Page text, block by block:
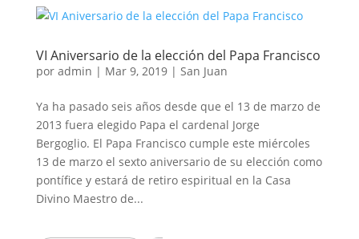
VI Aniversario de la elección del Papa Francisco
por admin | Mar 9, 2019| San Juan
Ya ha pasado seis años desde que el 13 de marzo de
2013 fuera elegido Papa el cardenal Jorge
Bergoglio. El Papa Francisco cumple este miércoles
13 de marzo el sexto aniversario de su elección como
pontífice y estará de retiro espiritual en la Casa
Divino Maestro de...